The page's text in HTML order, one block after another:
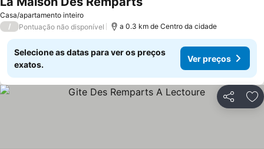
Casa/apartamento inteiro
/ Pontuação não disponível a 0.3 km de Centro da cidade
Selecione as datas para ver os preços
exatos.
Ver preços
Partilhar